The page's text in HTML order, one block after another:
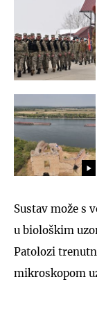
Sustav može s
u biološkim
Patolozi
mikroskopom